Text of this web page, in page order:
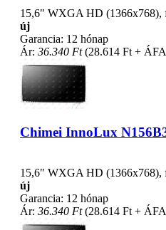
15,6" WXGA HD (1366x768),
új
Garancia: 12 hónap
Ár: 36.340 Ft(28.614 Ft +
Chimei InnoLux
15,6" WXGA HD (1366x768),
új
Garancia: 12 hónap
Ár: 36.340 Ft(28.614 Ft +